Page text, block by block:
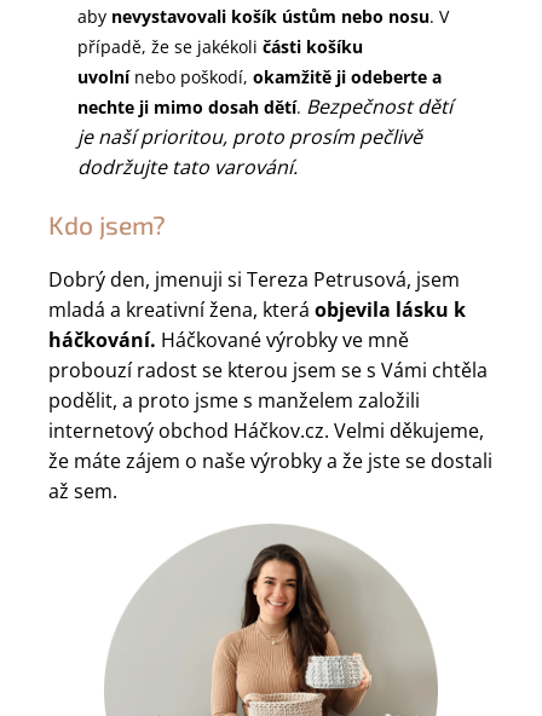
aby nevystavovali košík ústům nebo nosu. V
případě, že se jakékoli části košíku
uvolní nebo poškodí, okamžitě ji odeberte a
nechte ji mimo dosah dětí. Bezpečnost dětí
je naší prioritou, proto prosím pečlivě
dodržujte tato varování.
Kdo jsem?
Dobrý den, jmenuji si Tereza Petrusová, jsem
mladá a kreativní žena, která objevila lásku k
háčkování. Háčkované výrobky ve mně
probouzí radost se kterou jsem se s Vámi chtěla
podělit, a proto jsme s manželem založili
internetový obchod Háčkov.cz. Velmi děkujeme,
že máte zájem o naše výrobky a že jste se dostali
až sem.